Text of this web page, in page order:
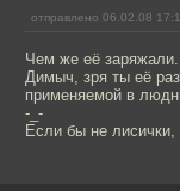
отправлено 06.02.08
Чем же её
Димыч, зря ты её
применяемой в
-_-
Если бы не лисички,